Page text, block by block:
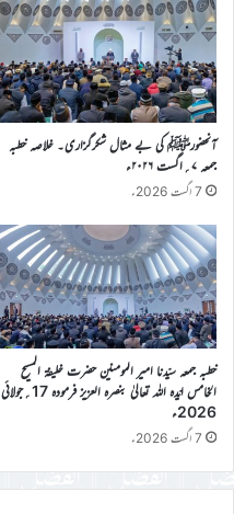
آنحضورﷺ کی بے مثال شکرگزاری۔ خلاصہ خطبہ
جمعہ ۷؍اگست ۲۰۲۶ء
7 اگست 2026ء
خطبہ جمعہ سیّدنا امیر المومنین حضرت خلیفۃ المسیح
الخامس ایّدہ اللہ تعالیٰ بنصرہ العزیز فرمودہ 17؍جولائی
2026ء
7 اگست 2026ء